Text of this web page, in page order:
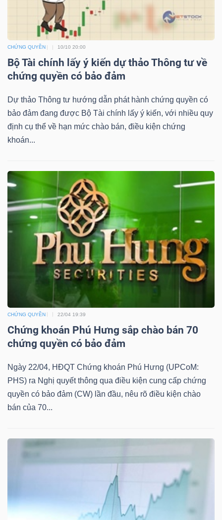
CHỨNG QUYỀN 10/10 20:00
Bộ Tài chính lấy ý kiến dự thảo Thông tư về
chứng quyền có bảo đảm
Dự thảo Thông tư hướng dẫn phát hành chứng quyền có
bảo đảm đang được Bộ Tài chính lấy ý kiến, với nhiều quy
định cụ thể về hạn mức chào bán, điều kiện chứng
khoán...
CHỨNG QUYỀN 22/04 19:39
Chứng khoán Phú Hưng sắp chào bán 70
chứng quyền có bảo đảm
Ngày 22/04, HĐQT Chứng khoán Phú Hưng (UPCoM:
PHS) ra Nghị quyết thông qua điều kiện cung cấp chứng
quyền có bảo đảm (CW) lần đầu, nêu rõ điều kiện chào
bán của 70...
TIÊU
DÙNG
KHỎE
CÔNG
THÔNG
TIN
DỊCH